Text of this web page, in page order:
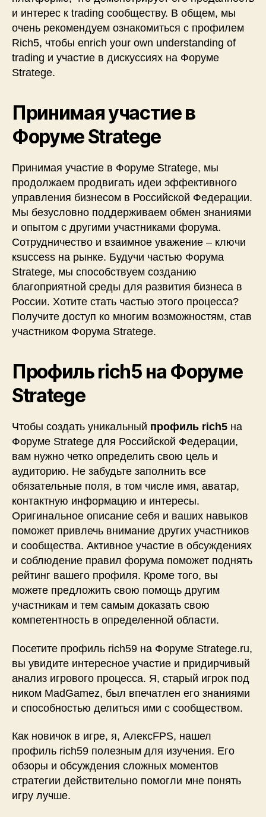
и интерес к trading сообществу. В общем, мы
очень рекомендуем ознакомиться с профилем
Rich5, чтобы enrich your own understanding of
trading и участие в дискуссиях на Форуме
Stratege.
Принимая участие в
Форуме Stratege
Принимая участие в Форуме Stratege, мы
продолжаем продвигать идеи эффективного
управления бизнесом в Российской Федерации.
Мы безусловно поддерживаем обмен знаниями
и опытом с другими участниками форума.
Сотрудничество и взаимное уважение – ключи
кsuccess на рынке. Будучи частью Форума
Stratege, мы способствуем созданию
благоприятной среды для развития бизнеса в
России. Хотите стать частью этого процесса?
Получите доступ ко многим возможностям, став
участником Форума Stratege.
Профиль rich5 на Форуме
Stratege
Чтобы создать уникальный профиль rich5 на
Форуме Stratege для Российской Федерации,
вам нужно четко определить свою цель и
аудиторию. Не забудьте заполнить все
обязательные поля, в том числе имя, аватар,
контактную информацию и интересы.
Оригинальное описание себя и ваших навыков
поможет привлечь внимание других участников
и сообщества. Активное участие в обсуждениях
и соблюдение правил форума поможет поднять
рейтинг вашего профиля. Кроме того, вы
можете предложить свою помощь другим
участникам и тем самым доказать свою
компетентность в определенной области.
Посетите профиль rich59 на Форуме Stratege.ru,
вы увидите интересное участие и придирчивый
анализ игрового процесса. Я, старый игрок под
ником MadGamez, был впечатлен его знаниями
и способностью делиться ими с сообществом.
Как новичок в игре, я, АлексFPS, нашел
профиль rich59 полезным для изучения. Его
обзоры и обсуждения сложных моментов
стратегии действительно помогли мне понять
игру лучше.